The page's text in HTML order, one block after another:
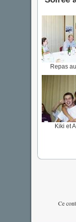
Repas
Kiki et
Ce